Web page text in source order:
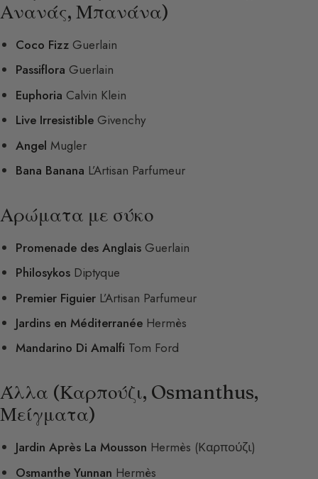
Ανανάς, Μπανάνα)
Coco Fizz Guerlain
Passiflora Guerlain
Euphoria Calvin Klein
Live Irresistible Givenchy
Angel Mugler
Bana Banana L’Artisan Parfumeur
Αρώματα με σύκο
Promenade des Anglais Guerlain
Philosykos Diptyque
Premier Figuier L’Artisan Parfumeur
Jardins en Méditerranée Hermès
Mandarino Di Amalfi Tom Ford
Άλλα (Καρπούζι, Osmanthus,
Μείγματα)
Jardin Après La Mousson Hermès (Καρπούζι)
Osmanthe Yunnan Hermès